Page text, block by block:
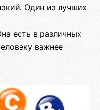
Один из лучших
есть в различных
важнее